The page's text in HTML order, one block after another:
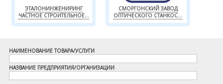
ЭТАЛОНИНЖЕНИРИНГ
ЧАСТНОЕ СТРОИТЕЛЬНОЕ...
СМОРГОНСКИЙ ЗАВОД
ОПТИЧЕСКОГО СТАНКОС...
НАИМЕНОВАНИЕ ТОВАРА/УСЛУГИ
НАЗВАНИЕ ПРЕДПРИЯТИЯ/ОРГАНИЗАЦИИ